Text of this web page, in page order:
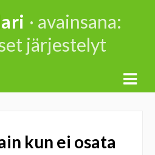
· avainsana:
järjestelyt
kun ei osata